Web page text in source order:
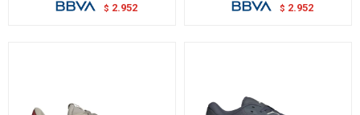
$ 2.952 $ 2.952